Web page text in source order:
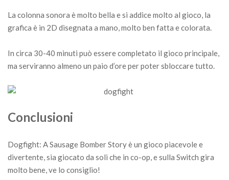
La colonna sonora è molto bella e si addice molto al gioco, la
grafica è in 2D disegnata a mano, molto ben fatta e colorata.
In circa 30-40 minuti può essere completato il gioco principale,
ma serviranno almeno un paio d’ore per poter sbloccare tutto.
Conclusioni
Dogfight: A Sausage Bomber Story è un gioco piacevole e
divertente, sia giocato da soli che in co-op, e sulla Switch gira
molto bene, ve lo consiglio!